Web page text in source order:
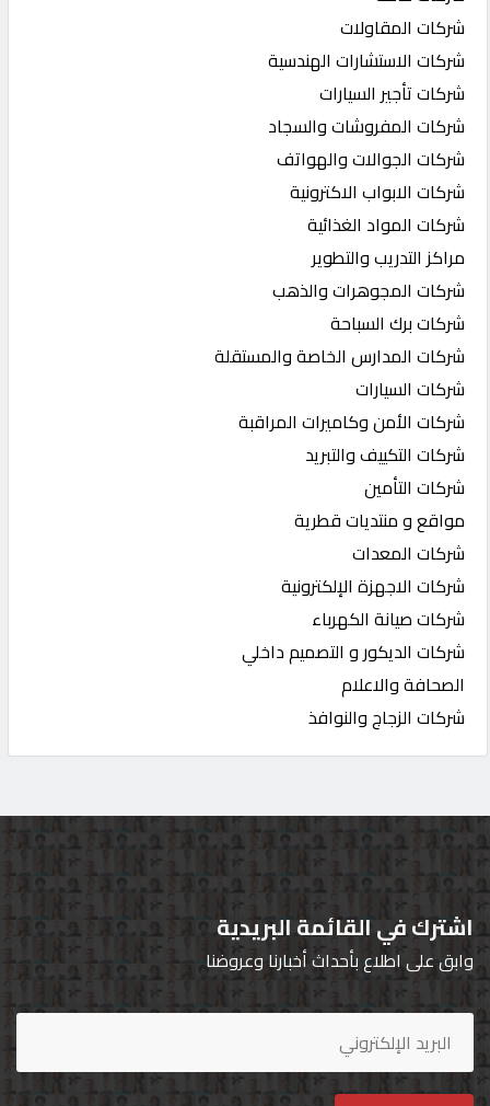
شركات المقاولات
شركات الاستشارات الهندسية
شركات تأجير السيارات
شركات المفروشات والسجاد
شركات الجوالات والهواتف
شركات الابواب الاكترونية
شركات المواد الغذائية
مراكز التدريب والتطوير
شركات المجوهرات والذهب
شركات برك السباحة
شركات المدارس الخاصة والمستقلة
شركات السيارات
شركات الأمن وكاميرات المراقبة
شركات التكييف والتبريد
شركات التأمين
مواقع و منتديات قطرية
شركات المعدات
شركات الاجهزة الإلكترونية
شركات صيانة الكهرباء
شركات الديكور و التصميم داخلي
الصحافة والاعلام
شركات الزجاج والنوافذ
اشترك في القائمة البريدية
وابق على اطلاع بأحداث أخبارنا وعروضنا